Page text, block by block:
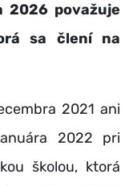
2026 považuje
sa člení na
2021 ani
2022 pri
školou, ktorá